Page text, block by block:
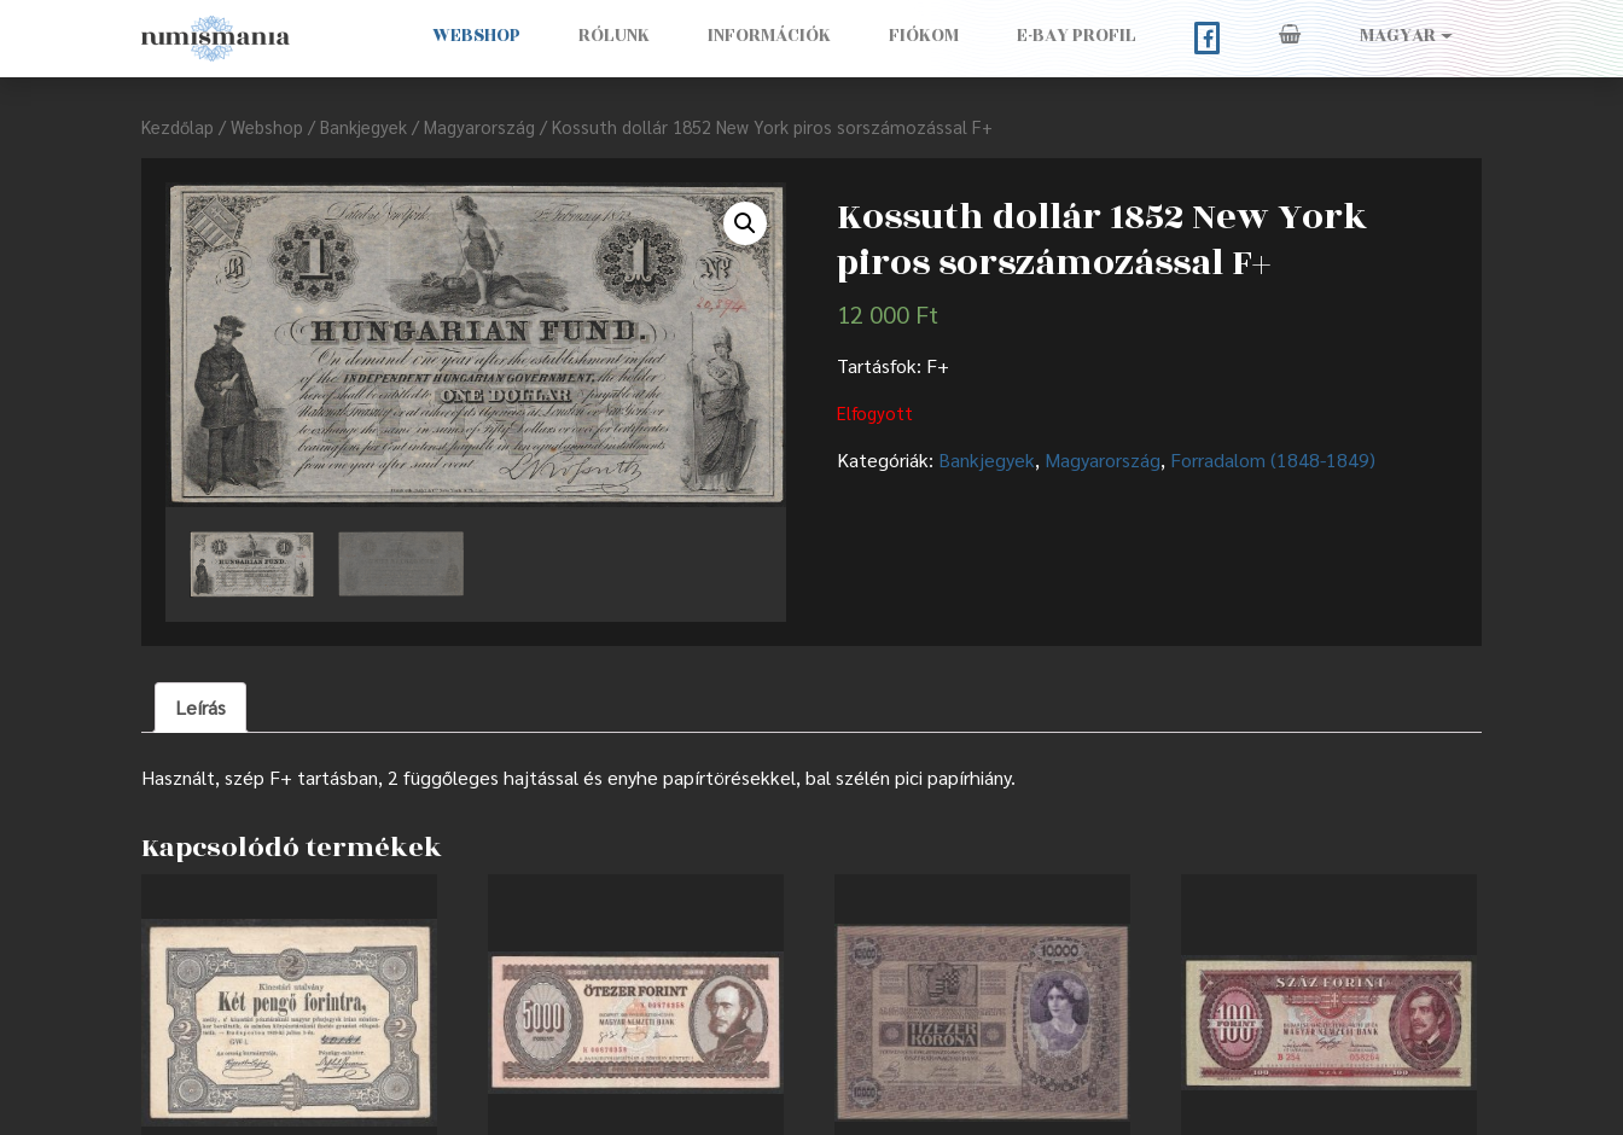
WEBSHOP RÓLUNK INFORMÁCIÓK FIÓKOM E-BAY PROFIL MAGYAR
Kezdőlap / Webshop / Bankjegyek / Magyarország / Kossuth dollár 1852 New York piros sorszámozással F+
Kossuth dollár 1852 New York
piros sorszámozással F+
12 000 Ft
Tartásfok: F+
Elfogyott
Kategóriák: Bankjegyek, Magyarország, Forradalom (1848-1849)
Leírás
Használt, szép F+ tartásban, 2 függőleges hajtással és enyhe papírtörésekkel, bal szélén pici papírhiány.
Kapcsolódó termékek